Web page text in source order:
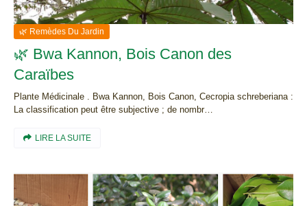
🌿 Remèdes Du Jardin
🌿 Bwa Kannon, Bois Canon des
Caraïbes
Plante Médicinale . Bwa Kannon, Bois Canon, Cecropia schreberiana :
La classification peut être subjective ; de nombr…
LIRE LA SUITE